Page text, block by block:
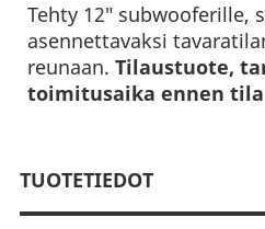
Tehty 12″ subwooferille,
asennettavaksi
reunaan.Tilaustuote,
toimitusaika ennen
TUOTETIEDOT